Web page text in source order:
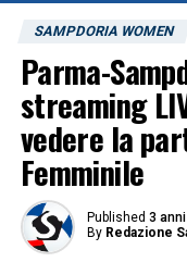
SAMPDORIA WOMEN
Parma-
streaming
vedere la
Femminile
Published 3
By Redazione